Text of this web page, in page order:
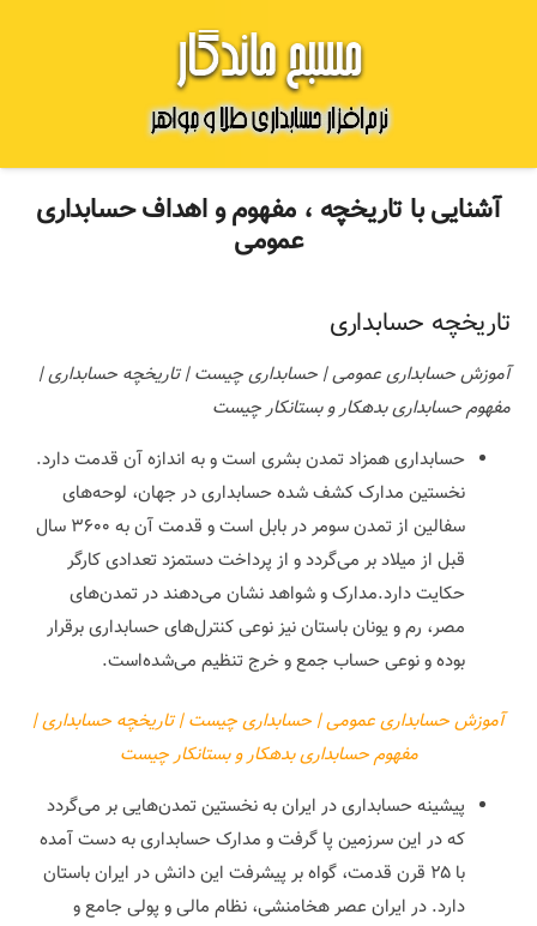
آشنایی با تاریخچه ، مفهوم و اهداف حسابداری
عمومی
تاریخچه حسابداری
آموزش حسابداری عمومی | حسابداری چیست | تاریخچه حسابداری |
مفهوم حسابداری بدهکار و بستانکار چیست
حسابداری همزاد تمدن بشری است و به اندازه آن قدمت دارد.
نخستین مدارک کشف شده حسابداری در جهان، لوحه‌های
سفالین از تمدن سومر در بابل است و قدمت آن به ۳۶۰۰ سال
قبل از میلاد بر می‌گردد و از پرداخت دستمزد تعدادی کارگر
حکایت دارد.مدارک و شواهد نشان می‌دهند در تمدن‌های
مصر، رم و یونان باستان نیز نوعی کنترل‌های حسابداری برقرار
بوده و نوعی حساب جمع و خرج تنظیم می‌شده‌است.
آموزش حسابداری عمومی | حسابداری چیست | تاریخچه حسابداری |
مفهوم حسابداری بدهکار و بستانکار چیست
پیشینه حسابداری در ایران به نخستین تمدن‌هایی بر می‌گردد
که در این سرزمین پا گرفت و مدارک حسابداری به دست آمده
با ۲۵ قرن قدمت، گواه بر پیشرفت این دانش در ایران باستان
دارد. در ایران عصر هخامنشی، نظام مالی و پولی جامع و